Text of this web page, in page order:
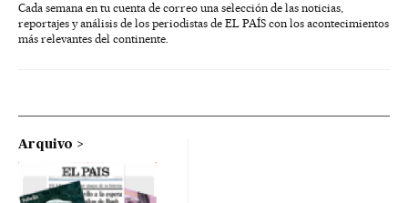
Cada semana en tu cuenta de correo una selección de las noticias,
reportajes y análisis de los periodistas de EL PAÍS con los acontecimientos
más relevantes del continente.
Arquivo